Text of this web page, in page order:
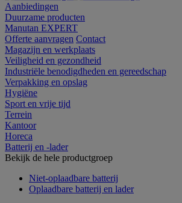
Aanbiedingen
Duurzame producten
Manutan EXPERT
Offerte aanvragen Contact
Magazijn en werkplaats
Veiligheid en gezondheid
Industriële benodigdheden en gereedschap
Verpakking en opslag
Hygiëne
Sport en vrije tijd
Terrein
Kantoor
Horeca
Batterij en -lader
Bekijk de hele productgroep
Niet-oplaadbare batterij
Oplaadbare batterij en lader